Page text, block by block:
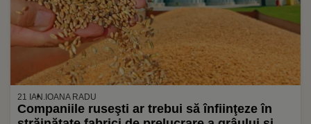
21 IAN. IOANA RADU
Companiile ruseşti ar trebui să înfiinţeze în